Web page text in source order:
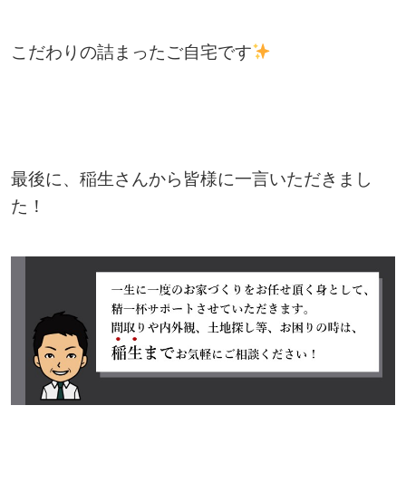
こだわりの詰まったご自宅です
最後に、稲生さんから皆様に一言いただきまし
た！